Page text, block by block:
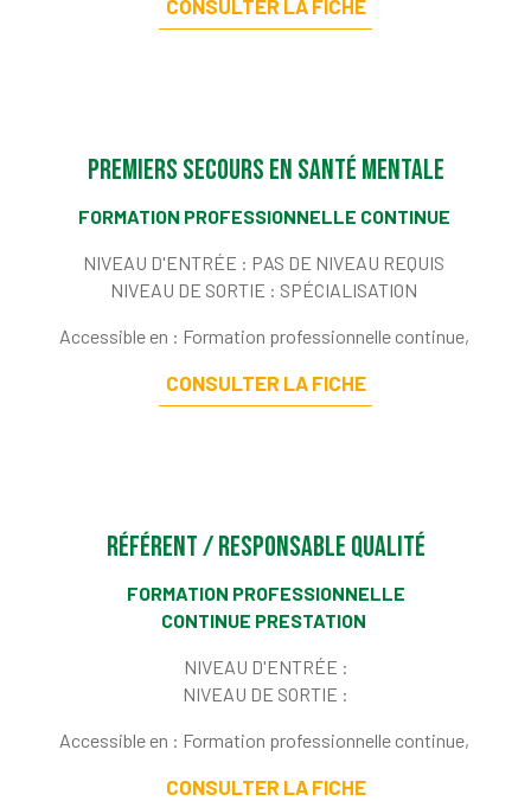
CONSULTER LA FICHE
Premiers secours en santé mentale
FORMATION PROFESSIONNELLE CONTINUE
NIVEAU D'ENTRÉE : PAS DE NIVEAU REQUIS
NIVEAU DE SORTIE : SPÉCIALISATION
Accessible en : Formation professionnelle continue,
CONSULTER LA FICHE
Référent / Responsable qualité
FORMATION PROFESSIONNELLE
CONTINUE PRESTATION
NIVEAU D'ENTRÉE :
NIVEAU DE SORTIE :
Accessible en : Formation professionnelle continue,
CONSULTER LA FICHE